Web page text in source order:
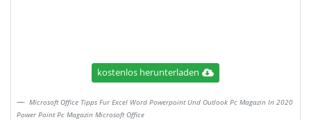
kostenlos herunterladen
Microsoft Office Tipps Fur Excel Word Powerpoint Und Outlook Pc Magazin In 2020
Power Point Pc Magazin Microsoft Office